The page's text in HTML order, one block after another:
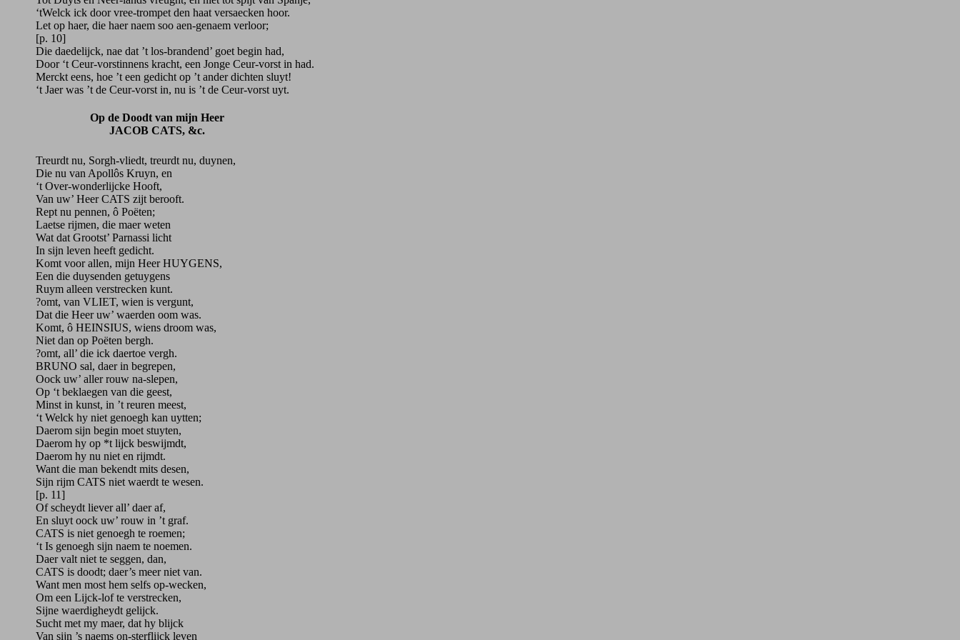
‘tWelck ick door vree-trompet den haat versaecken hoor.
Let op haer, die haer naem soo aen-genaem verloor;
[p. 10]
Die daedelijck, nae dat ’t los-brandend’ goet begin had,
Door ‘t Ceur-vorstinnens kracht, een Jonge Ceur-vorst in had.
Merckt eens, hoe ’t een gedicht op ’t ander dichten sluyt!
‘t Jaer was ’t de Ceur-vorst in, nu is ’t de Ceur-vorst uyt.
Op de Doodt van mijn Heer
JACOB CATS, &c.
Treurdt nu, Sorgh-vliedt, treurdt nu, duynen,
Die nu van Apollôs Kruyn, en
‘t Over-wonderlijcke Hooft,
Van uw’ Heer CATS zijt berooft.
Rept nu pennen, ô Poëten;
Laetse rijmen, die maer weten
Wat dat Grootst’ Parnassi licht
In sijn leven heeft gedicht.
Komt voor allen, mijn Heer HUYGENS,
Een die duysenden getuygens
Ruym alleen verstrecken kunt.
?omt, van VLIET, wien is vergunt,
Dat die Heer uw’ waerden oom was.
Komt, ô HEINSIUS, wiens droom was,
Niet dan op Poëten bergh.
?omt, all’ die ick daertoe vergh.
BRUNO sal, daer in begrepen,
Oock uw’ aller rouw na-slepen,
Op ‘t beklaegen van die geest,
Minst in kunst, in ’t reuren meest,
‘t Welck hy niet genoegh kan uytten;
Daerom sijn begin moet stuyten,
Daerom hy op *t lijck beswijmdt,
Daerom hy nu niet en rijmdt.
Want die man bekendt mits desen,
Sijn rijm CATS niet waerdt te wesen.
[p. 11]
Of scheydt liever all’ daer af,
En sluyt oock uw’ rouw in ’t graf.
CATS is niet genoegh te roemen;
‘t Is genoegh sijn naem te noemen.
Daer valt niet te seggen, dan,
CATS is doodt; daer’s meer niet van.
Want men most hem selfs op-wecken,
Om een Lijck-lof te verstrecken,
Sijne waerdigheydt gelijck.
Sucht met my maer, dat hy blijck
Van sijn ’s naems on-sterflijck leven